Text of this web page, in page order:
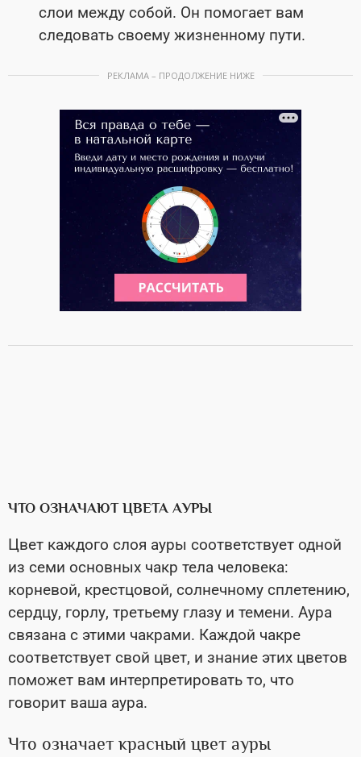
слои между собой. Он помогает вам
следовать своему жизненному пути.
РЕКЛАМА – ПРОДОЛЖЕНИЕ НИЖЕ
ЧТО ОЗНАЧАЮТ ЦВЕТА АУРЫ
Цвет каждого слоя ауры соответствует одной
из семи основных чакр тела человека:
корневой, крестцовой, солнечному сплетению,
сердцу, горлу, третьему глазу и темени. Аура
связана с этими чакрами. Каждой чакре
соответствует свой цвет, и знание этих цветов
поможет вам интерпретировать то, что
говорит ваша аура.
Что означает красный цвет ауры